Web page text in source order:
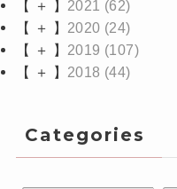
【 ＋ 】 2021 (62)
【 ＋ 】 2020 (24)
【 ＋ 】 2019 (107)
【 ＋ 】 2018 (44)
Categories